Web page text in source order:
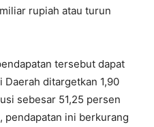
rupiah atau turun
tersebut dapat
ditargetkan 1,90
sebesar 51,25 persen
pendapatan ini berkurang